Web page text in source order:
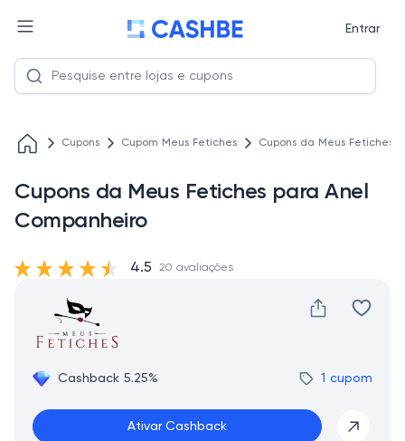
Entrar
Cupons Cupom Meus Fetiches Cupons da Meus Fetiches
Cupons da Meus Fetiches para Anel
Companheiro
Cashback 5.25% 1 cupom
Ativar Cashback
4.5 20 avaliações